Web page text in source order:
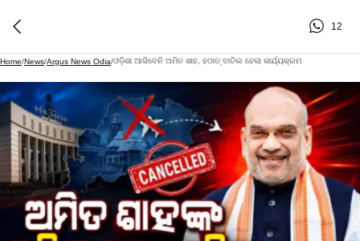
12
Home/News/Argus News Odia/ଓଡ଼ିଶା ଆସିବେନି ଅମିତ ଶାହ, ହଠାତ୍ ବାତିଲ ହେଲା କାର୍ଯ୍ୟକ୍ରମ